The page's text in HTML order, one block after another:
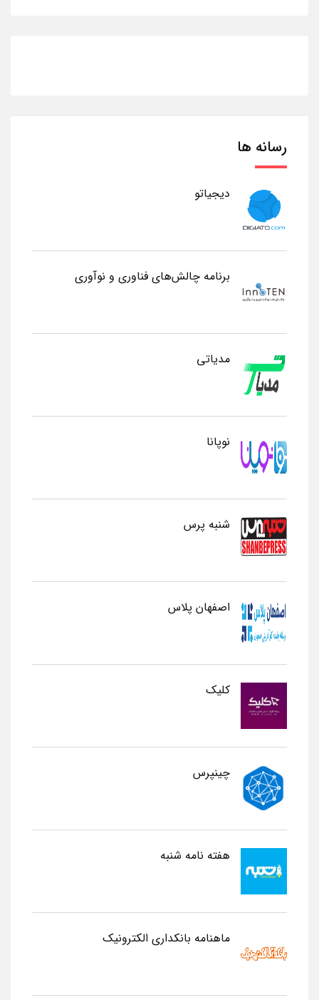
رسانه ها
دیجیاتو
برنامه چالش‌های فناوری و نوآوری
مدیاتی
نوپانا
شنبه پرس
اصفهان پلاس
کلیک
چینپرس
هفته نامه شنبه
ماهنامه بانکداری الکترونیک